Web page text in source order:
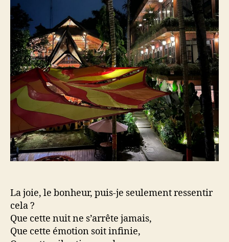
La joie, le bonheur, puis-je seulement ressentir
cela ?
Que cette nuit ne s’arrête jamais,
Que cette émotion soit infinie,